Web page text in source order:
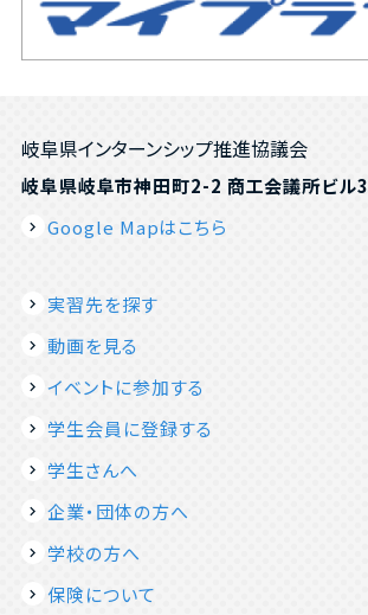
岐阜県インターンシップ推進協議会
岐阜県岐阜市神田町2-2 商工会議所ビル
Google Mapはこちら
実習先を探す
動画を見る
イベントに参加する
学生会員に登録する
学生さんへ
企業・団体の方へ
学校の方へ
保険について